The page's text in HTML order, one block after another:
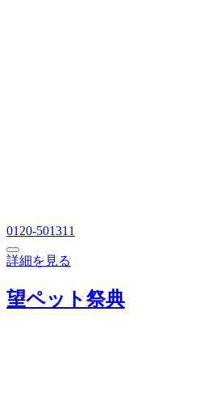
0120-501311
詳細を見る
望ペット祭典